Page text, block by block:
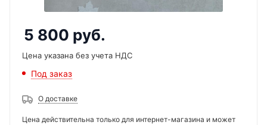
5 800 руб.
Цена указана без учета НДС
Под заказ
О доставке
Цена действительна только для интернет-магазина и может